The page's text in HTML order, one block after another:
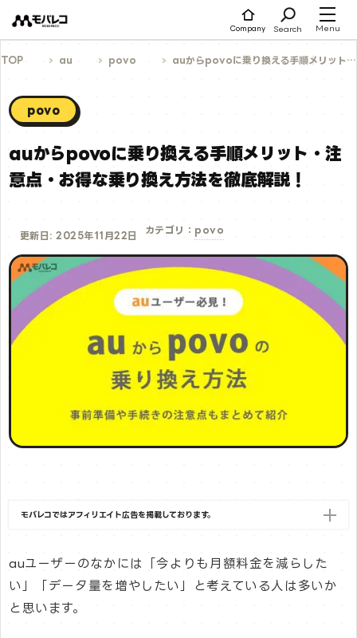
ツ
ス
Company Search Menu
TOP au povo auからpovoに乗り換える手順│メリット・注意点・お得な乗り換え方法を徹底解説！
povo
auからpovoに乗り換える手順│メリット・注
意点・お得な乗り換え方法を徹底解説！
更新日: 2025年11月22日
カテゴリ： povo
モバレコではアフィリエイト広告を掲載しております。
auユーザーのなかには「今よりも月額料金を減らした
い」「データ量を増やしたい」と考えている人は多いか
と思います。